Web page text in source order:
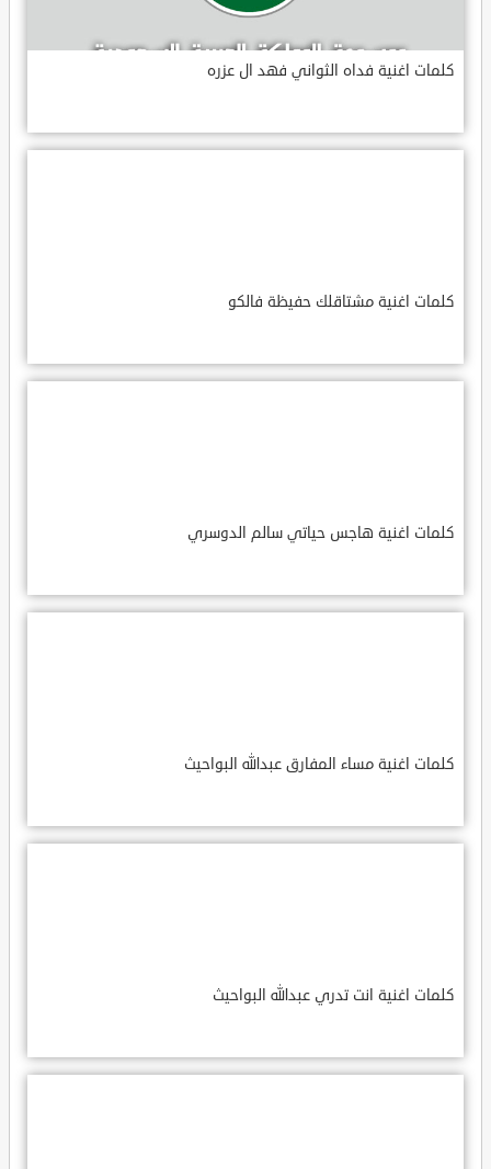
كلمات اغنية فداه الثواني فهد ال عزره
كلمات اغنية مشتاقلك حفيظة فالكو
كلمات اغنية هاجس حياتي سالم الدوسري
كلمات اغنية مساء المفارق عبدالله البواحيث
كلمات اغنية انت تدري عبدالله البواحيث